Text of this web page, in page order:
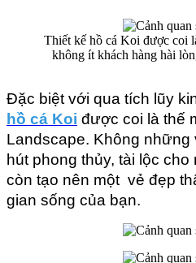
Thiết kế hồ cá Koi được coi
không ít khách hàng hài
Đặc biệt với qua tích lũy
hồ cá Koi được coi là thế
Landscape. Không những
hút phong thủy, tài lộc
còn tạo nên một  vẻ đẹp
gian sống của bạn.